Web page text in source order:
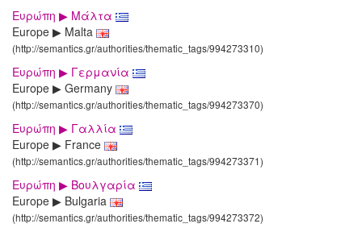
Ευρώπη ▶ Μάλτα
Europe ▶ Malta
(http://semantics.gr/authorities/thematic_tags/994273310)
Ευρώπη ▶ Γερμανία
Europe ▶ Germany
(http://semantics.gr/authorities/thematic_tags/994273370)
Ευρώπη ▶ Γαλλία
Europe ▶ France
(http://semantics.gr/authorities/thematic_tags/994273371)
Ευρώπη ▶ Βουλγαρία
Europe ▶ Bulgaria
(http://semantics.gr/authorities/thematic_tags/994273372)